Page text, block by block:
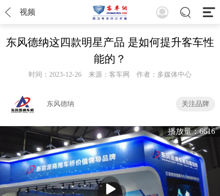
视频
东风德纳这四款明星产品 是如何提升客车性
能的？
时间：2023-12-26 来源：客车网 作者：多媒体中心
东风德纳 关注品牌
播放量：6616
放